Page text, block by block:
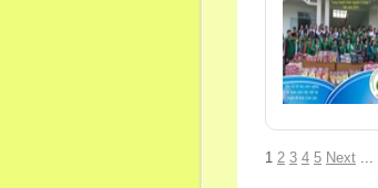
1 2 3 4 5 Next ...